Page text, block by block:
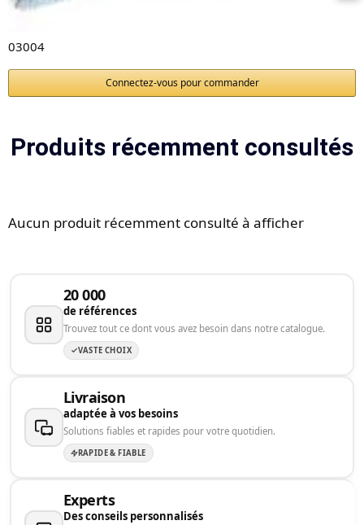
03004
Connectez-vous pour commander
Produits récemment consultés
Aucun produit récemment consulté à afficher
20 000
de références
Trouvez tout ce dont vous avez besoin dans notre catalogue.
VASTE CHOIX
Livraison
adaptée à vos besoins
Solutions fiables et rapides pour votre quotidien.
RAPIDE & FIABLE
Experts
Des conseils personnalisés